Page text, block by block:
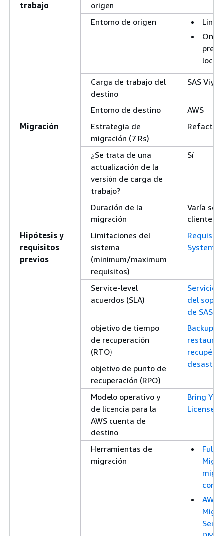
trabajo
origen
Entorno de origen
On-
Carga de trabajo del
destino
SAS Viya
Entorno de destino
AWS
Migración
Estrategia de
migración (7 Rs)
¿Se trata de una
actualización de la
versión de carga de
trabajo?
Sí
Duración de la
migración
Varía
cliente
Hipótesis y
requisitos
previos
Limitaciones del
sistema
(minimum/maximum
requisitos)
System
Service-level
acuerdos (SLA)
del
de SAS
objetivo de tiempo
de recuperación
(RTO)
Backup y
desastre
objetivo de punto de
recuperación (RPO)
Modelo operativo y
de licencia para la
AWS cuenta de
destino
Bring
License
Herramientas de
migración
Full-
AWS